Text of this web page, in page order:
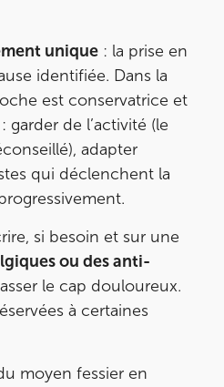
unique : la prise en
identifiée. Dans la
est conservatrice et
: garder de l’activité (le
adapter
qui déclenchent la
si besoin et sur une
ou des anti-
le cap douloureux.
à certaines
moyen fessier en